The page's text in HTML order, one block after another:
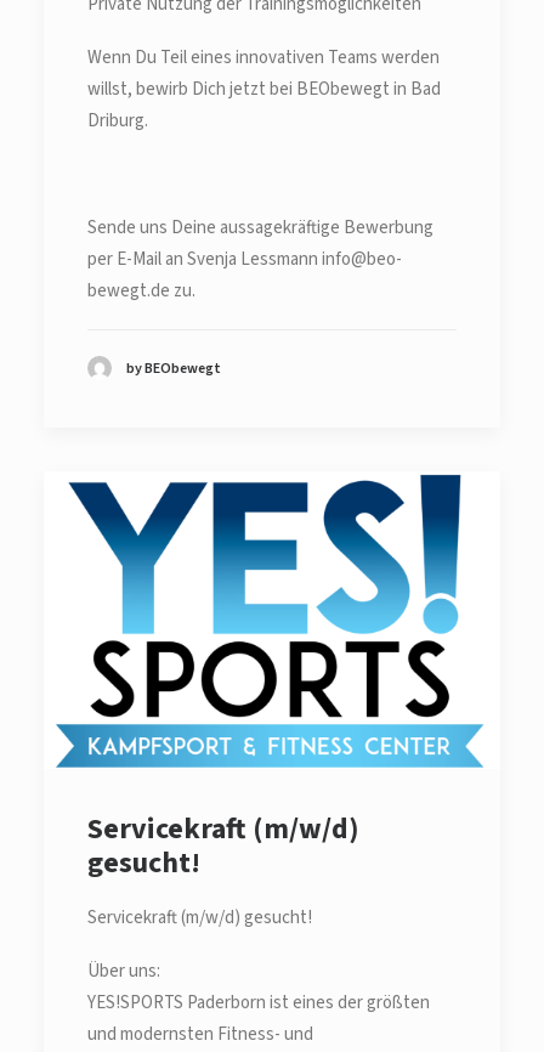
Wenn Du Teil eines innovativen Teams werden
willst, bewirb Dich jetzt bei BEObewegt in Bad
Driburg.
Sende uns Deine aussagekräftige Bewerbung
per E-Mail an Svenja Lessmann info@beo-
bewegt.de zu.
by BEObewegt
Servicekraft (m/w/d)
gesucht!
Servicekraft (m/w/d) gesucht!
Über uns:
YES!SPORTS Paderborn ist eines der größten
und modernsten Fitness- und